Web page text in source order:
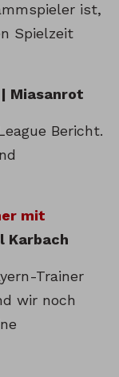
ist,
Spielzeit
| Miasanrot
Bericht.
mit
Karbach
Trainer
wir noch